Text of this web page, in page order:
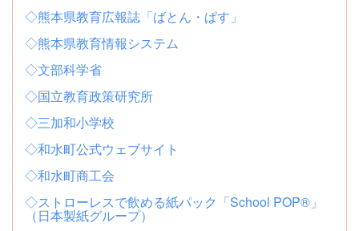
◇熊本県教育広報誌「ばとん・ぱす」
◇熊本県教育情報システム
◇文部科学省
◇国立教育政策研究所
◇三加和小学校
◇和水町公式ウェブサイト
◇和水町商工会
◇ストローレスで飲める紙パック「School POP®」
（日本製紙グループ）